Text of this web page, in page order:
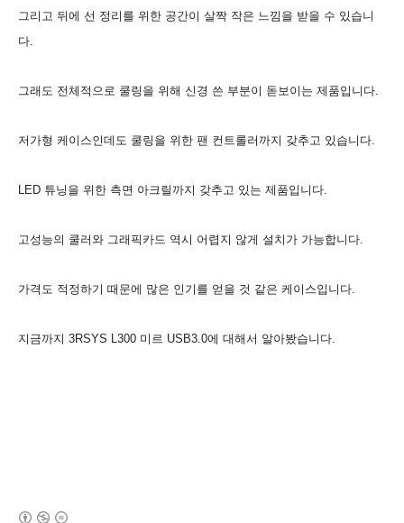
그리고 뒤에 선 정리를 위한 공간이 살짝 작은 느낌을 받을 수 있습니
다.
그래도 전체적으로 쿨링을 위해 신경 쓴 부분이 돋보이는 제품입니다.
저가형 케이스인데도 쿨링을 위한 팬 컨트롤러까지 갖추고 있습니다.
LED 튜닝을 위한 측면 아크릴까지 갖추고 있는 제품입니다.
고성능의 쿨러와 그래픽카드 역시 어렵지 않게 설치가 가능합니다.
가격도 적정하기 때문에 많은 인기를 얻을 것 같은 케이스입니다.
지금까지 3RSYS L300 미르 USB3.0에 대해서 알아봤습니다.